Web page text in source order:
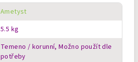
Ametyst
5.5 kg
Temeno / korunní, Možno použít dle
potřeby